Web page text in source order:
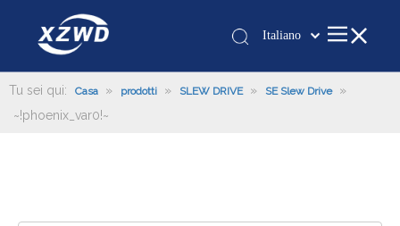
Italiano
românesc
Deutsch
Tu sei qui: Casa » prodotti » SLEW DRIVE » SE Slew Drive
»
~!phoenix_var0!~